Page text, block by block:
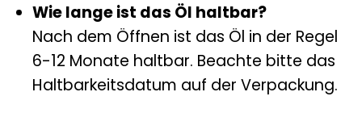
Wie lange ist das Öl haltbar?
Nach dem Öffnen ist das Öl in der Regel
6-12 Monate haltbar. Beachte bitte das
Haltbarkeitsdatum auf der Verpackung.